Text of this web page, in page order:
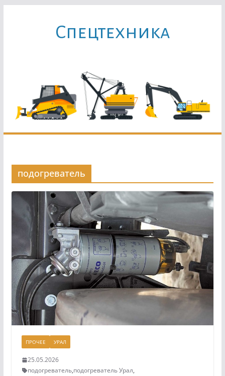
содержимомуCпецтехника
подогреватель
ПРОЧЕЕ УРАЛ
25.05.2026
подогреватель,подогреватель Урал,